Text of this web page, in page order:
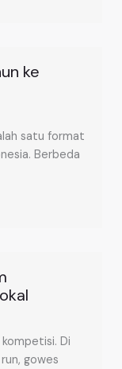
ke
satu format
Berbeda
Di
gowes